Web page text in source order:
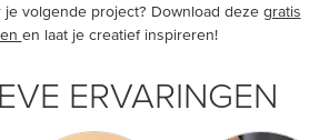
je volgende project? Download deze gratis
en laat je creatief inspireren!
ERVARINGEN